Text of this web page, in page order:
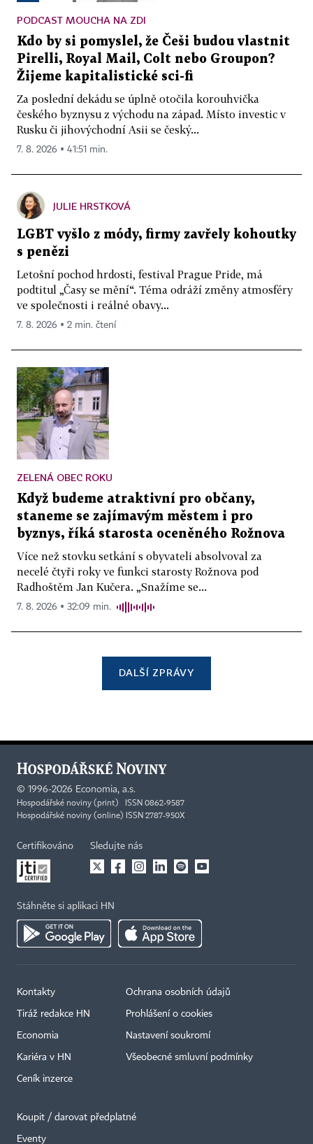
PODCAST MOUCHA NA ZDI
Kdo by si pomyslel, že Češi budou vlastnit
Pirelli, Royal Mail, Colt nebo Groupon?
Žijeme kapitalistické sci-fi
Za poslední dekádu se úplně otočila korouhvička
českého byznysu z východu na západ. Místo investic v
Rusku či jihovýchodní Asii se český...
7. 8. 2026 ▪ 41:51 min.
JULIE HRSTKOVÁ
LGBT vyšlo z módy, firmy zavřely kohoutky
s penězi
Letošní pochod hrdosti, festival Prague Pride, má
podtitul „Časy se mění“. Téma odráží změny atmosféry
ve společnosti i reálné obavy...
7. 8. 2026 ▪ 2 min. čtení
ZELENÁ OBEC ROKU
Když budeme atraktivní pro občany,
staneme se zajímavým městem i pro
byznys, říká starosta oceněného Rožnova
Více než stovku setkání s obyvateli absolvoval za
necelé čtyři roky ve funkci starosty Rožnova pod
Radhoštěm Jan Kučera. „Snažíme se...
7. 8. 2026 ▪ 32:09 min.
DALŠÍ ZPRÁVY
© 1996-2026 Economia, a.s.
Hospodářské noviny (print) ISSN 0862-9587
Hospodářské noviny (online) ISSN 2787-950X
Certifikováno Sledujte nás
Stáhněte si aplikaci HN
Kontakty
Tiráž redakce HN
Economia
Kariéra v HN
Ceník inzerce
Ochrana osobních údajů
Prohlášení o cookies
Nastavení soukromí
Všeobecné smluvní podmínky
Koupit / darovat předplatné
Eventy